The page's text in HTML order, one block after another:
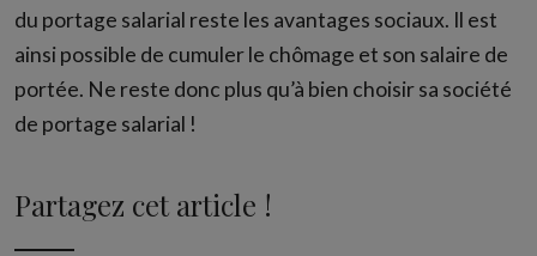
du portage salarial reste les avantages sociaux. Il est
ainsi possible de cumuler le chômage et son salaire de
portée. Ne reste donc plus qu’à bien choisir sa société
de portage salarial !
Partagez cet article !